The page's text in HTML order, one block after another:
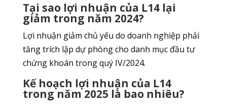
Tại sao lợi nhuận của L14 lại
giảm trong năm 2024?
Lợi nhuận giảm chủ yếu do doanh nghiệp phải
tăng trích lập dự phòng cho danh mục đầu tư
chứng khoán trong quý IV/2024.
Kế hoạch lợi nhuận của L14
trong năm 2025 là bao nhiêu?